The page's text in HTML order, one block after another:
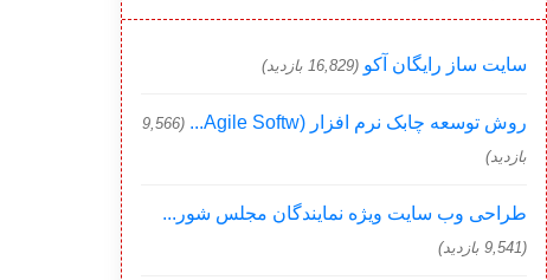
سایت ساز رایگان آکو (16,829 بازدید)
روش توسعه چابک نرم افزار (Agile Softw...
(9,566
بازدید)
طراحی وب سایت ویژه نمایندگان مجلس شور...
(9,541 بازدید)